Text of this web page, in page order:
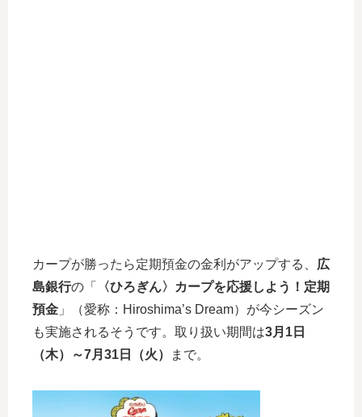
カープが勝ったら定期預金の金利がアップする、 広
島銀行の「
〈ひろぎん〉カープを応援しよう！定期
預金 」（愛称：Hiroshima’s Dream）が今シーズン
も実施されるそうです。取り扱い期間は3月1日
（木）～7月31日（火） まで。